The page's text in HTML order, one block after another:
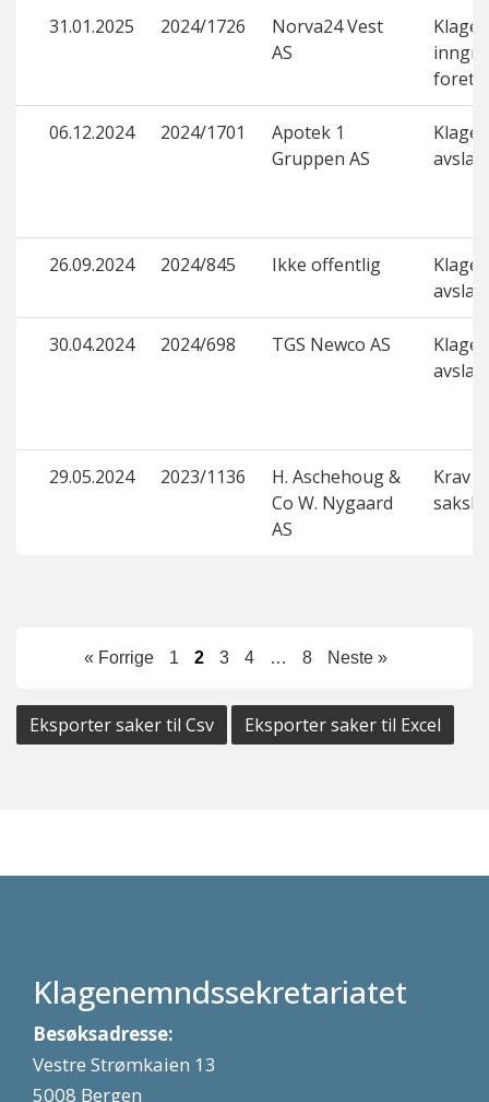
31.01.2025 2024/1726
Norva24 Vest
AS
Klage
06.12.2024 2024/1701
Apotek 1
Gruppen AS
Klage
26.09.2024 2024/845 Ikke offentlig
Klage
30.04.2024 2024/698 TGS Newco AS
Klage
29.05.2024 2023/1136
H. Aschehoug &
Co W. Nygaard
AS
Krav
« Forrige 1 2 3 4 … 8 Neste »
Eksporter saker til Csv Eksporter saker til Excel
Klagenemndssekretariatet
Besøksadresse:
Vestre Strømkaien 13
5008 Bergen